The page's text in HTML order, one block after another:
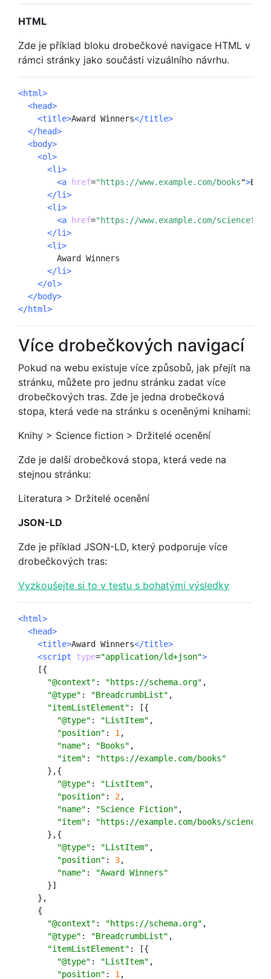
HTML
Zde je příklad bloku drobečkové navigace HTML v
rámci stránky jako součásti vizuálního návrhu.
<html>
<head>
<title>Award Winners</title>
</head>
<body>
<ol>
<li>
<a
href="https://www.example.com/books">
</li>
<li>
<a
href="https://www.example.com/
</li>
<li>
Award Winners
</li>
</ol>
</body>
</html>
Více drobečkových navigací
Pokud na webu existuje více způsobů, jak přejít na
stránku, můžete pro jednu stránku zadat více
drobečkových tras. Zde je jedna drobečková
stopa, která vede na stránku s oceněnými knihami:
Knihy > Science fiction > Držitelé ocenění
Zde je další drobečková stopa, která vede na
stejnou stránku:
Literatura > Držitelé ocenění
JSON-LD
Zde je příklad JSON-LD, který podporuje více
drobečkových tras:
Vyzkoušejte si to v testu s bohatými výsledky
<html>
<head>
<title>Award Winners</title>
<script
type="application/ld+json">
[{
"@context" : "https://schema.org" ,
"@type" : "BreadcrumbList" ,
"itemListElement" :
[{
"@type" : "ListItem" ,
"position" : 1 ,
"name" : "Books" ,
"item" :
"https://example.com/books"
},{
"@type" : "ListItem" ,
"position" : 2,
"name" : "Science Fiction" ,
"item" :
"https://example.com/books/
},{
"@type" : "ListItem" ,
"position" : 3,
"name" :
"Award Winners"
}]
},
{
"@context" : "https://schema.org" ,
"@type" : "BreadcrumbList" ,
"itemListElement" :
[{
"@type" : "ListItem" ,
"position" : 1 ,